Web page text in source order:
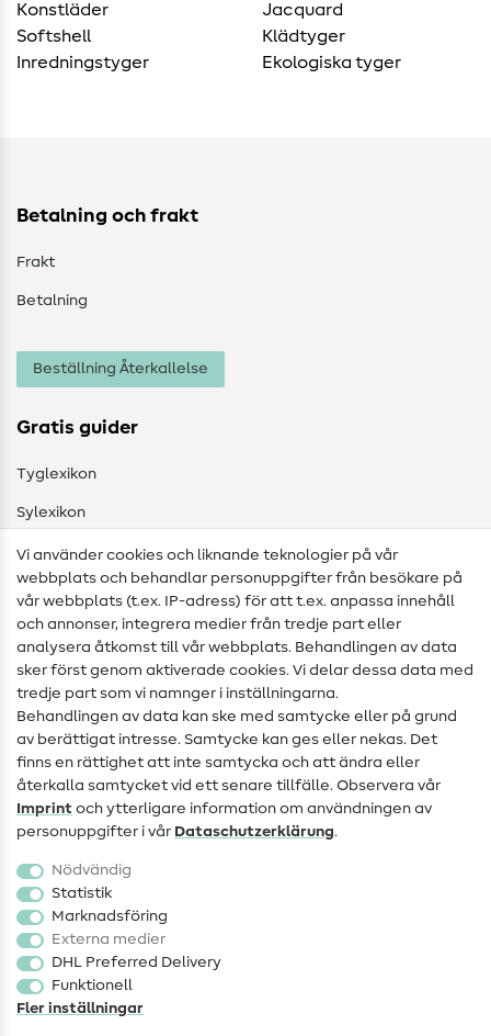
Konstläder
Softshell
Inredningstyger
Jacquard
Klädtyger
Ekologiska tyger
Betalning och frakt
Frakt
Betalning
Beställning Återkallelse
Gratis guider
Tyglexikon
Sylexikon
Sömnadsinstruktioner
Hjälp & kontakt
Kontakt
Information om byte av operatör
FAQ
Ångerrätt
Populärt
Sytillbehör
Rea
Vi använder cookies och liknande teknologier på vår
webbplats och behandlar personuppgifter från besökare på
vår webbplats (t.ex. IP-adress) för att t.ex. anpassa innehåll
och annonser, integrera medier från tredje part eller
analysera åtkomst till vår webbplats. Behandlingen av data
sker först genom aktiverade cookies. Vi delar dessa data med
tredje part som vi namnger i inställningarna.
Behandlingen av data kan ske med samtycke eller på grund
av berättigat intresse. Samtycke kan ges eller nekas. Det
finns en rättighet att inte samtycka och att ändra eller
återkalla samtycket vid ett senare tillfälle. Observera vår
Imprint och ytterligare information om användningen av
personuppgifter i vår Data­schutz­erklärung.
Nödvändig
Statistik
Marknadsföring
Externa medier
DHL Preferred Delivery
Funktionell
Fler inställningar